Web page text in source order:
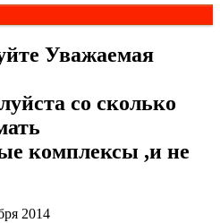
Уважаемая
со сколько
комплексы ,и не
2014